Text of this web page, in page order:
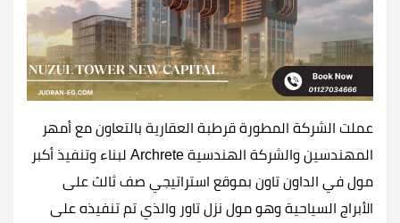
عملت الشركة المطورة قرطبة العقارية بالتعاون مع أمهر
المهندسين والشركة الهندسية Archrete لبناء وتنفيذ أكبر
مول في الداون تاون بموقع استراتيجي صف ثالث على
الأبراج السياحية وهو مول نزل تاور والذي تم تنفيذه على